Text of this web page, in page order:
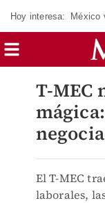
Hoy interesa: México
T-MEC
El T-MEC
laborales,